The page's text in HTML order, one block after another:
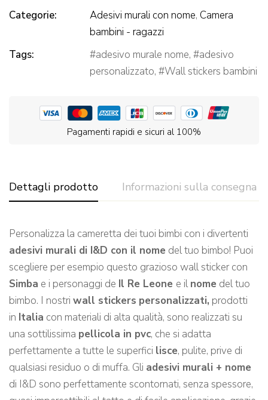
Categorie:
Adesivi murali con nome, Camera
bambini - ragazzi
Tags:
adesivo murale nome,
adesivo
personalizzato, Wall stickers bambini
Pagamenti rapidi e sicuri al 100%
Dettagli prodotto Informazioni sulla consegna
Personalizza la cameretta dei tuoi bimbi con i divertenti
adesivi murali di I&D con il nome del tuo bimbo! Puoi
scegliere per esempio questo grazioso wall sticker con
Simba e i personaggi de Il Re Leone e ilnome del tuo
bimbo. I nostri wall stickers personalizzati, prodotti
in Italia con materiali di alta qualità, sono realizzati su
una sottilissima pellicola in pvc, che si adatta
perfettamente a tutte le superfici lisce, pulite, prive di
qualsiasi residuo o di muffa. Gli adesivi murali + nome
di I&D sono perfettamente scontornati, senza spessore,